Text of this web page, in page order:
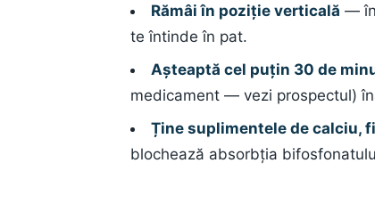
Rămâi în poziție verticală —
te întinde în pat.
Așteaptă cel puțin 30 de
medicament — vezi prospectul)
Ține suplimentele de calciu,
blochează absorbția